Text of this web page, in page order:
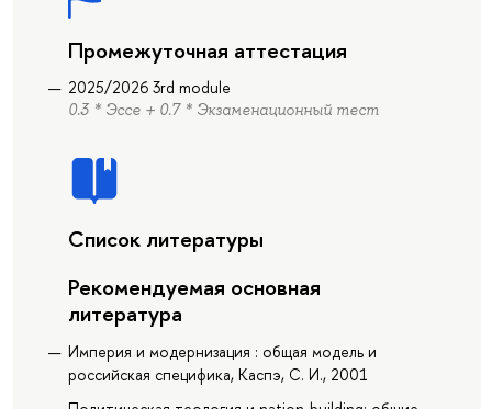
Промежуточная аттестация
2025/2026 3rd module
0.3 * Эссе + 0.7 * Экзаменационный тест
Список литературы
Рекомендуемая основная
литература
Империя и модернизация : общая модель и
российская специфика, Каспэ, С. И., 2001